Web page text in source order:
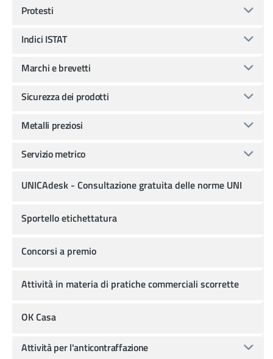
Protesti
Indici ISTAT
Marchi e brevetti
Sicurezza dei prodotti
Metalli preziosi
Servizio metrico
UNICAdesk - Consultazione gratuita delle norme UNI
Sportello etichettatura
Concorsi a premio
Attività in materia di pratiche commerciali scorrette
OK Casa
Attività per l'anticontraffazione